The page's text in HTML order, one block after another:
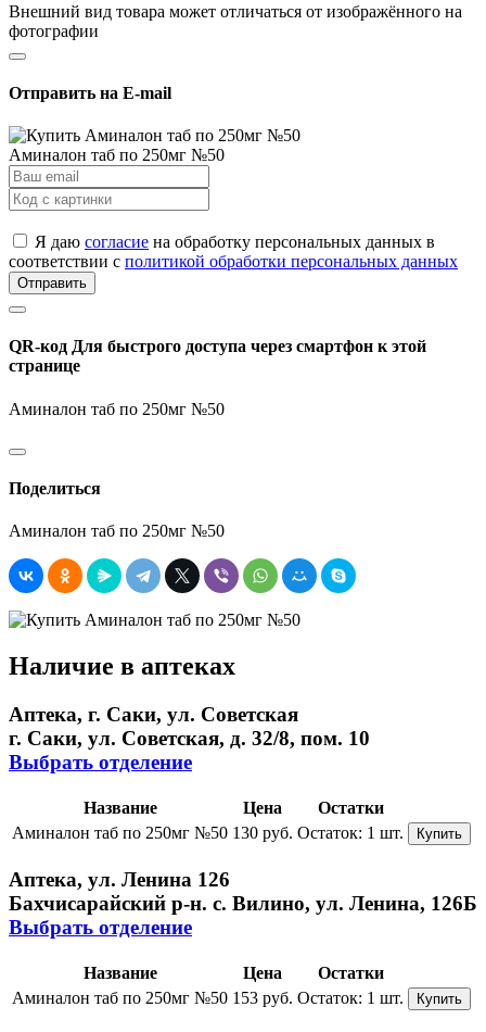
Внешний вид товара может отличаться от изображённого на
фотографии
Отправить на E-mail
Аминалон таб по 250мг №50
Я даю согласие на обработку персональных данных в
соответствии с политикой обработки персональных данных
Отправить
QR-код Для быстрого доступа через смартфон к этой
странице
Аминалон таб по 250мг №50
Поделиться
Аминалон таб по 250мг №50
Наличие в аптеках
Аптека, г. Саки, ул. Советская
г. Саки, ул. Советская, д. 32/8, пом. 10
Выбрать отделение
Название Цена
Остатки
Аминалон таб по 250мг №50 130 руб. Остаток: 1 шт. Купить
Аптека, ул. Ленина 126
Бахчисарайский р-н. с. Вилино, ул. Ленина, 126Б
Выбрать отделение
Название Цена
Остатки
Аминалон таб по 250мг №50 153 руб. Остаток: 1 шт. Купить